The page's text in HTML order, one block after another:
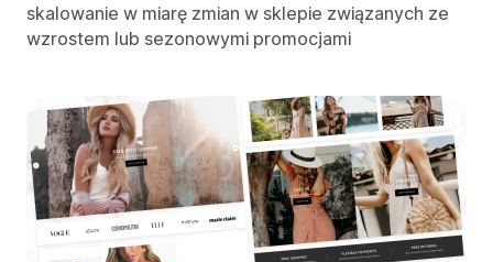
skalowanie w miarę zmian w sklepie związanych ze
wzrostem lub sezonowymi promocjami